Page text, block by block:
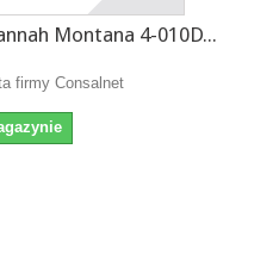
Montana 4-010D...
firmy Consalnet